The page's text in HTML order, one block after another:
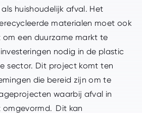
huishoudelijk afval. Het
materialen moet ook
een duurzame markt te
nodig in de plastic
sector. Dit project komt ten
die bereid zijn om te
waarbij afval in
Dit kan